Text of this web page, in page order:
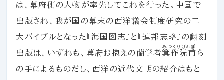
は、幕府側の人物が率先してこれを行った。中国で
出版され、我が国の幕末の西洋議会制度研究の二
大バイブルとなった『海国図志』と『連邦志略』の翻刻
出版は、いずれも、幕府お抱えの蘭学者箕作阮甫
みつくりげんぽ
ら
の手によるものだし、西洋の近代文明の紹介はもと